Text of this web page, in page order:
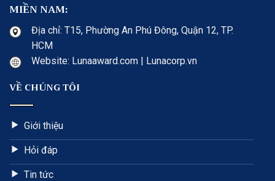
MIỀN NAM:
Địa chỉ: T15, Phường An Phú Đông, Quận 12, TP.
HCM
Website: Lunaaward.com | Lunacorp.vn
VỀ CHÚNG TÔI
Giới thiệu
Hỏi đáp
Tin tức